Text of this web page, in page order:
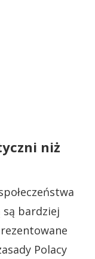
niż
bardziej
Polacy